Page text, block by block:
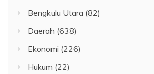
Bengkulu Utara (82)
Daerah (638)
Ekonomi (226)
Hukum (22)